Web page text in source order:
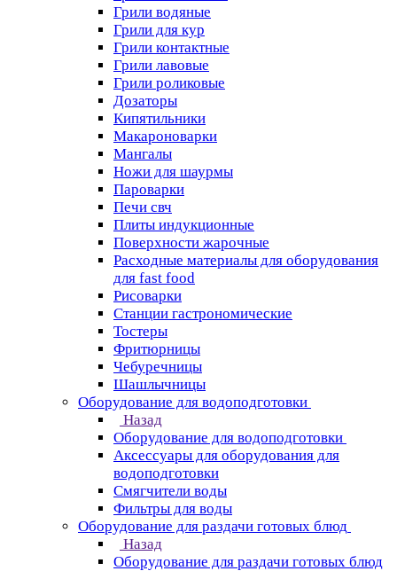
Грили водяные
Грили для кур
Грили контактные
Грили лавовые
Грили роликовые
Дозаторы
Кипятильники
Макароноварки
Мангалы
Ножи для шаурмы
Пароварки
Печи свч
Плиты индукционные
Поверхности жарочные
Расходные материалы для оборудования
для fast food
Рисоварки
Станции гастрономические
Тостеры
Фритюрницы
Чебуречницы
Шашлычницы
Оборудование для водоподготовки
Назад
Оборудование для водоподготовки
Аксессуары для оборудования для
водоподготовки
Смягчители воды
Фильтры для воды
Оборудование для раздачи готовых блюд
Назад
Оборудование для раздачи готовых блюд